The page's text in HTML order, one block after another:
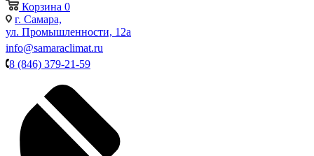
Корзина 0
г. Самара,
ул. Промышленности, 12а
info@samaraclimat.ru
8 (846) 379-21-59